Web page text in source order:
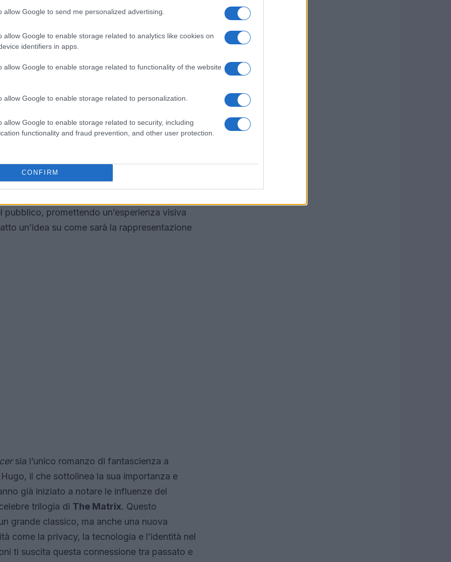
allow Google to send me personalized advertising.
allow Google to enable storage related to analytics like cookies on
identifiers in apps.
allow Google to enable storage related to functionality of the website
allow Google to enable storage related to personalization.
allow Google to enable storage related to security, including
functionality and fraud prevention, and other user protection.
CONFIRM
e tecnologia; è un viaggio in un futuro
e dove ogni azione ha conseguenze
di rimanere fedele allo spirito del
alla narrazione, rendendola un progetto
i nuovi spettatori. Ti sei mai chiesto come
intelligenze artificiali e hacker spietati?
iniziata, e Apple TV+ ha rivelato un
nel cast ci sono anche
Joseph Lee,Mark Strong, eEmma
suo lavoro su Jack Ryan, come showrunner e
le aspettative sono alle stelle. Il teaser trailer
pubblico, promettendo un’esperienza visiva
un’idea su come sarà la rappresentazione
sia l’unico romanzo di fantascienza a
il che sottolinea la sua importanza e
già iniziato a notare le influenze del
trilogia di The Matrix. Questo
grande classico, ma anche una nuova
come la privacy, la tecnologia e l’identità nel
ti suscita questa connessione tra passato e